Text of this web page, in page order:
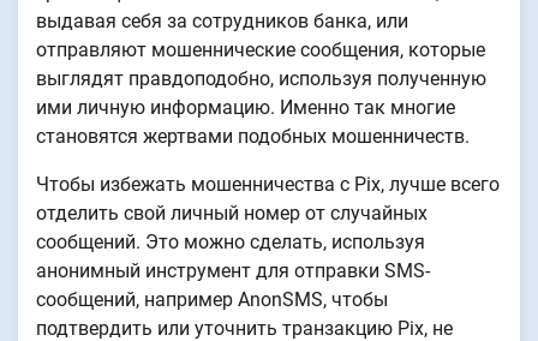
выдавая себя за сотрудников банка, или
отправляют мошеннические сообщения, которые
выглядят правдоподобно, используя полученную
ими личную информацию. Именно так многие
становятся жертвами подобных мошенничеств.
Чтобы избежать мошенничества с Pix, лучше всего
отделить свой личный номер от случайных
сообщений. Это можно сделать, используя
анонимный инструмент для отправки SMS-
сообщений, например AnonSMS, чтобы
подтвердить или уточнить транзакцию Pix, не